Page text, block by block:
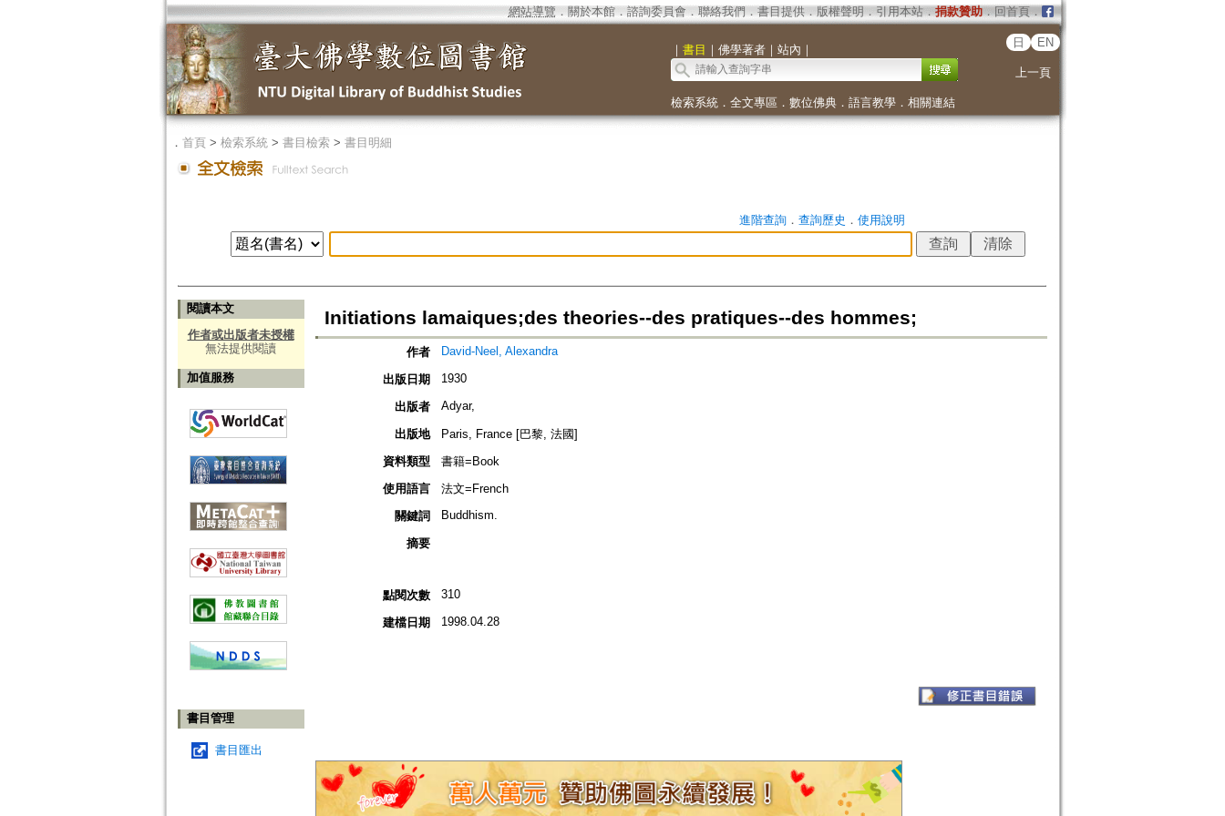
網站導覽 ． 關於本館． 諮詢委員會． 聯絡我們 ． 書目提供． 版權聲明 ． 引用本站． 捐款贊助．回首頁．
｜ 書目 ｜ 佛學著者｜ 站內 ｜
日 EN
上一頁
檢索系統． 全文專區 ． 數位佛典． 語言教學． 相關連結
． 首頁> 檢索系統> 書目檢索> 書目明細
進階查詢． 查詢歷史 ． 使用說明
閱讀本文
作者或出版者未授權
無法提供閱讀
加值服務
書目管理
書目匯出
Initiations lamaiques;des theories--des pratiques--des hommes;
作者 David-Neel, Alexandra
出版日期 1930
出版者 Adyar,
出版地
Paris, France [巴黎, 法國]
資料類型
書籍=Book
使用語言
法文=French
關鍵詞
Buddhism.
摘要
點閱次數 310
建檔日期 1998.04.28